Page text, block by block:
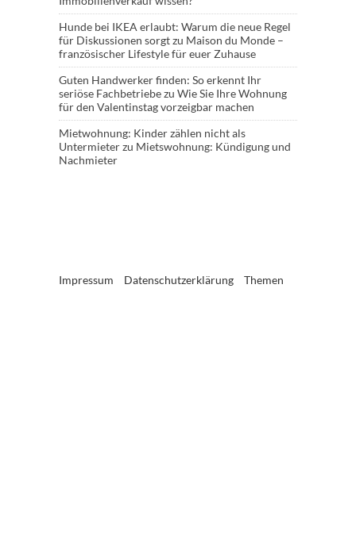
Hunde bei IKEA erlaubt: Warum die neue Regel
für Diskussionen sorgtzu Maison du Monde –
französischer Lifestyle für euer Zuhause
Guten Handwerker finden: So erkennt Ihr
seriöse Fachbetriebezu Wie Sie Ihre Wohnung
für den Valentinstag vorzeigbar machen
Mietwohnung: Kinder zählen nicht als
Untermieterzu Mietswohnung: Kündigung und
Nachmieter
Impressum Datenschutzerklärung Themen